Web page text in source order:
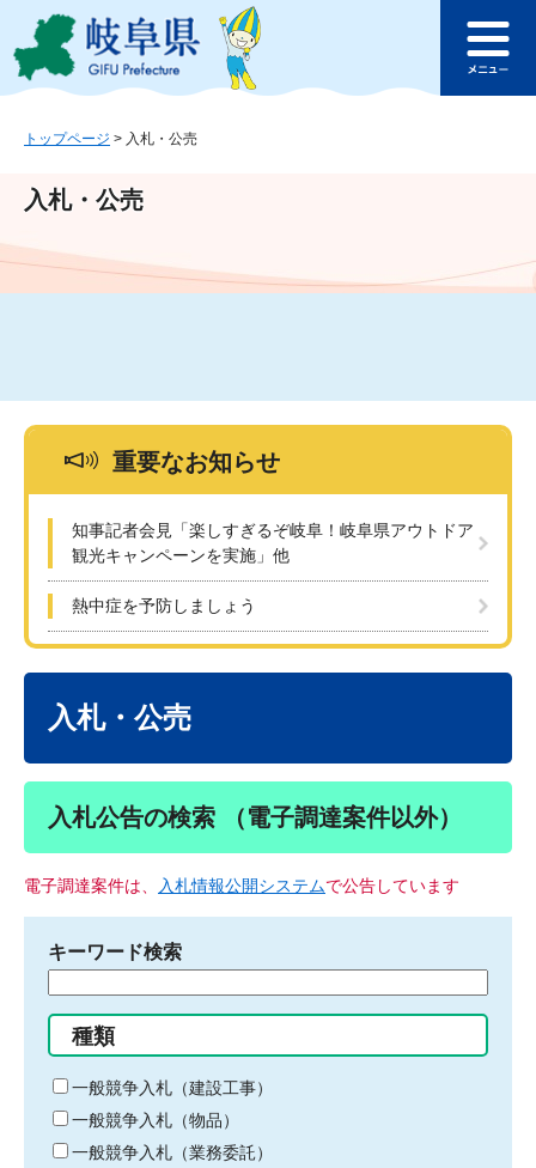
ジ
ュ
文
このページの本文へ
ュ
トップページ > 入札・公売
入札・公売
重要なお知らせ
知事記者会見「楽しすぎるぞ岐阜！岐阜県アウトドア
観光キャンペーンを実施」他
熱中症を予防しましょう
入札・公売
入札公告の検索 （電子調達案件以外）
電子調達案件は、 入札情報公開システムで公告しています
キーワード検索
る
キ
ー
ワ
ー
種類
一般競争入札（建設工事）
一般競争入札（物品）
一般競争入札（業務委託）